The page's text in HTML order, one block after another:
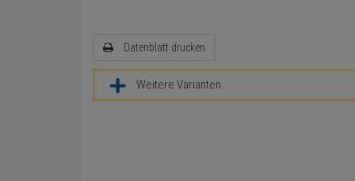
Datenblatt drucken
Weitere Varianten...